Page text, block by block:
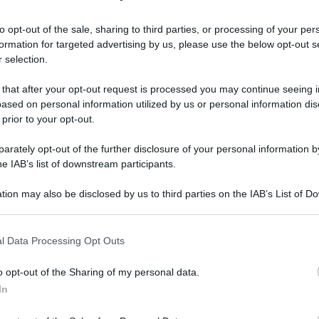
opt-out of the sale, sharing to third parties, or processing of your
for targeted advertising by us, please use the below opt-out
selection.
after your opt-out request is processed you may continue seeing
on personal information utilized by us or personal information
to your opt-out.
opt-out of the further disclosure of your personal information
IAB’s list of downstream participants.
may also be disclosed by us to third parties on the IAB’s List of
but not limited to your visit or usage behaviour. You may
consent section.
Data Processing Opt Outs
opt-out of the Sharing of my personal data.
pancreatite e polmonite le
e faticoso il ritorno alla normalità per
amati dal pubblico, ovvero